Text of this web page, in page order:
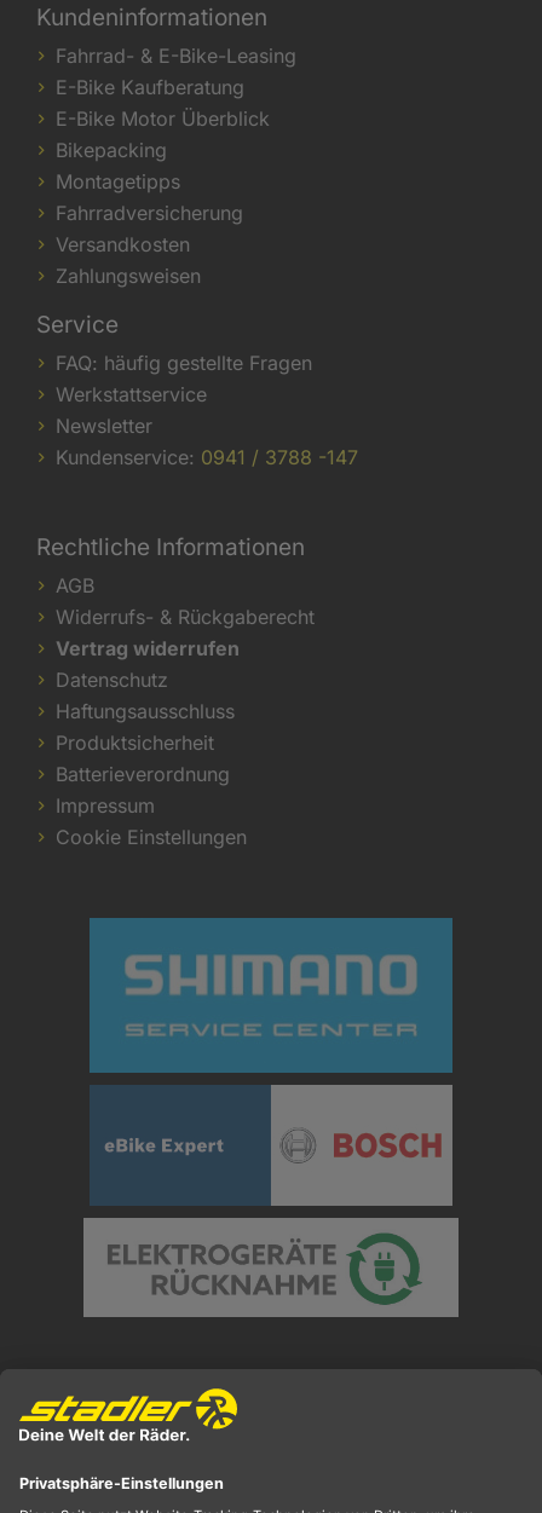
Kundeninformationen
Fahrrad- & E-Bike-Leasing
E-Bike Kaufberatung
E-Bike Motor Überblick
Bikepacking
Montagetipps
Fahrradversicherung
Versandkosten
Zahlungsweisen
Service
FAQ: häufig gestellte Fragen
Werkstattservice
Newsletter
Kundenservice: 0941 / 3788 -147
Rechtliche Informationen
AGB
Widerrufs- & Rückgaberecht
Vertrag widerrufen
Datenschutz
Haftungsausschluss
Produktsicherheit
Batterieverordnung
Impressum
Cookie Einstellungen